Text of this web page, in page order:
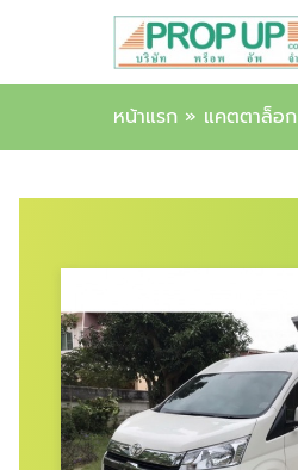
หน้าแรก » แคตตาล็อก